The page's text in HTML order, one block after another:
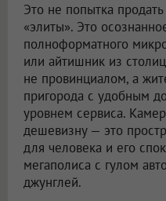
Это не попытка
«элиты». Это
полноформатного
или айтишник из
не провинциалом, а
пригорода с удобным
уровнем сервиса.
дешевизну — это
для человека и его
мегаполиса с гулом
джунглей.